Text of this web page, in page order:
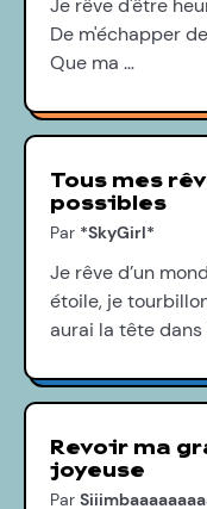
Je rêve d'être
De m'échapper
Que ma …
Tous mes
possibles
Par *SkyGirl*
Je rêve d’un
étoile, je
aurai la tête dans
Revoir ma
joyeuse
Par